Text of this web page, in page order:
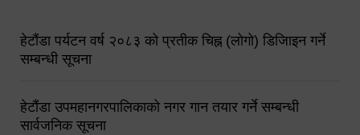
हेटौंडा पर्यटन वर्ष २०८३ को प्रतीक चिह्न (लोगो) डिजिाइन गर्ने
सम्बन्धी सूचना
हेटौंडा उपमहानगरपालिकाको नगर गान तयार गर्ने सम्बन्धी
सार्वजनिक सूचना